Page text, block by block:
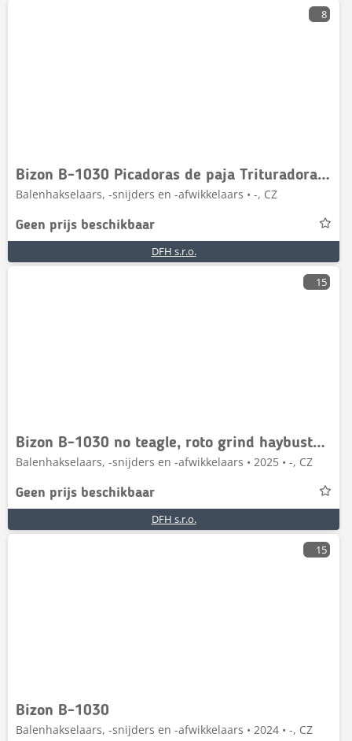
8
Bizon B-1030 Picadoras de paja Trituradora de paja
Balenhakselaars, -snijders en -afwikkelaars • -, CZ
Geen prijs beschikbaar
DFH s.r.o.
15
Bizon B-1030 no teagle, roto grind haybuster Grinder, Hä
Balenhakselaars, -snijders en -afwikkelaars • 2025 • -, CZ
Geen prijs beschikbaar
DFH s.r.o.
15
Bizon B-1030
Balenhakselaars, -snijders en -afwikkelaars • 2024 • -, CZ